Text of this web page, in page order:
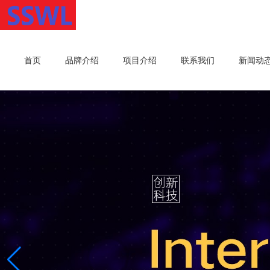
首页 品牌介绍 项目介绍 联系我们 新闻动